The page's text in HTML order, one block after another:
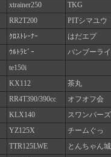
xtrainer250 TKG
RR2T200 PITシマユウ
ｸﾛｽﾄﾚｰﾅｰ はだエプ
ｳﾙﾄﾗﾋﾞｰ バンブーラ
te150i
KX112 茶丸
RR4T390/390cc オフオフ会
KLX140 スワンパーズ
YZ125X チームぐっ
TTR125LWE とんちゃん城